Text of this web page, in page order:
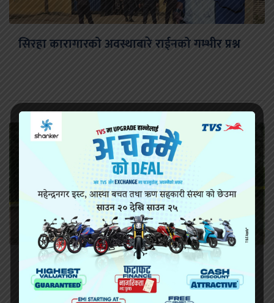
सिरहा कारागारको अवस्थाबारे राईनको गम्भीर प्रश्न
सिराहामा गोली प्रहार गरी हत्या